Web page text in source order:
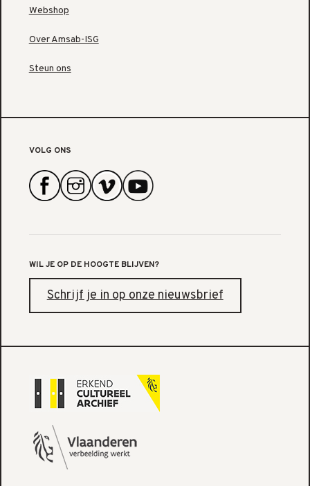
Webshop
Over Amsab-ISG
Steun ons
VOLG ONS
WIL JE OP DE HOOGTE BLIJVEN?
Schrijf je in op onze nieuwsbrief